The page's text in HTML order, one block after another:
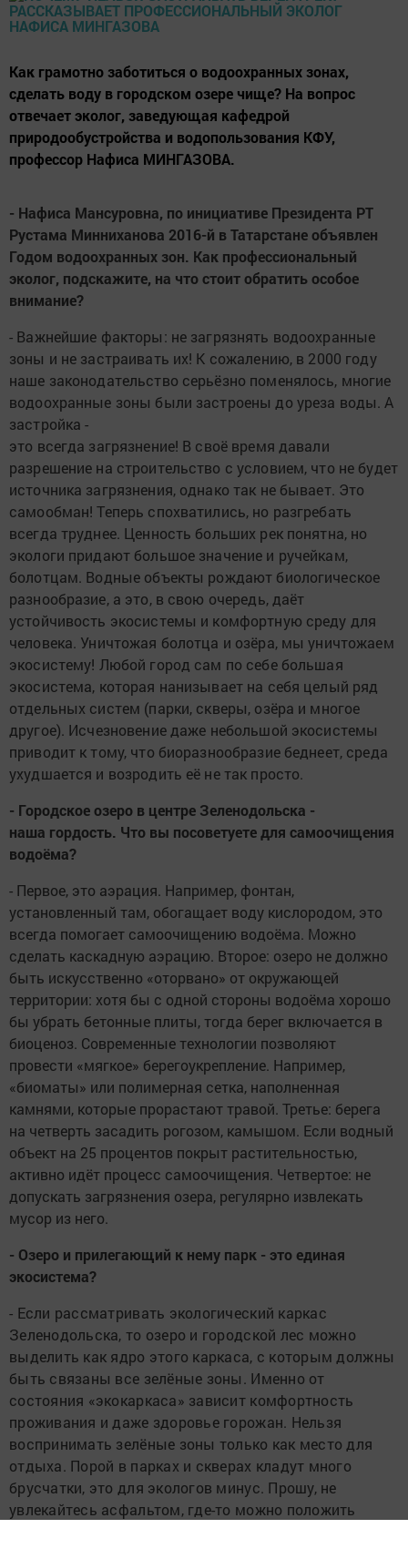
Как грамотно заботиться о водоохранных зонах,
сделать воду в городском озере чище? На вопрос
отвечает эколог, заведующая кафедрой
природообустройства и водопользования КФУ,
профессор Нафиса МИНГАЗОВА.
- Нафиса Мансуровна, по инициативе Президента РТ
Рустама Минниханова 2016-й в Татарстане объявлен
Годом водоохранных зон. Как профессиональный
эколог, подскажите, на что стоит обратить особое
внимание?
- Важнейшие факторы: не загрязнять водоохранные
зоны и не застраивать их! К сожалению, в 2000 году
наше законодательство серьёзно поменялось, многие
водоохранные зоны были застроены до уреза воды. А
застройка -
это всегда загрязнение! В своё время давали
разрешение на строительство с условием, что не будет
источника загрязнения, однако так не бывает. Это
самообман! Теперь спохватились, но разгребать
всегда труднее. Ценность больших рек понятна, но
экологи придают большое значение и ручейкам,
болотцам. Водные объекты рождают биологическое
разнообразие, а это, в свою очередь, даёт
устойчивость экосистемы и комфортную среду для
человека. Уничтожая болотца и озёра, мы уничтожаем
экосистему! Любой город сам по себе большая
экосистема, которая нанизывает на себя целый ряд
отдельных систем (парки, скверы, озёра и многое
другое). Исчезновение даже небольшой экосис­темы
приводит к тому, что биоразнообразие беднеет, среда
ухудшается и возродить её не так просто.
- Городское озеро в центре Зеленодольска -
наша гордость. Что вы посоветуете для самоочищения
водоёма?
- Первое, это аэрация. Например, фонтан,
установленный там, обогащает воду кислородом, это
всегда помогает самоочищению водоёма. Можно
сделать каскадную аэрацию. Второе: озеро не должно
быть искусственно «оторвано» от окружающей
территории: хотя бы с одной стороны водоёма хорошо
бы убрать бетонные плиты, тогда берег включается в
биоценоз. Современные технологии позволяют
провести «мягкое» берегоукрепление. Например,
«биоматы» или полимерная сетка, наполненная
камнями, которые прорастают травой. Третье: берега
на четверть засадить рогозом, камышом. Если водный
объект на 25 процентов покрыт растительностью,
активно идёт процесс самоочищения. Четвертое: не
допускать загрязнения озера, регулярно извлекать
мусор из него.
- Озеро и прилегающий к нему парк - это единая
экосистема?
- Если рассматривать экологический каркас
Зеленодольска, то озеро и городской лес можно
выделить как ядро этого каркаса, с которым должны
быть связаны все зелёные зоны. Именно от
состояния «экокаркаса» зависит комфортность
проживания и даже здоровье горожан. Нельзя
воспринимать зелёные зоны только как место для
отдыха. Порой в парках и скверах кладут много
брусчатки, это для экологов минус. Прошу, не
увлекайтесь асфальтом, где-то можно положить